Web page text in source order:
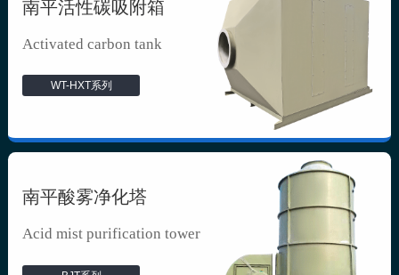
南平活性碳吸附箱
Activated carbon tank
WT-HXT系列
南平酸雾净化塔
Acid mist purification tower